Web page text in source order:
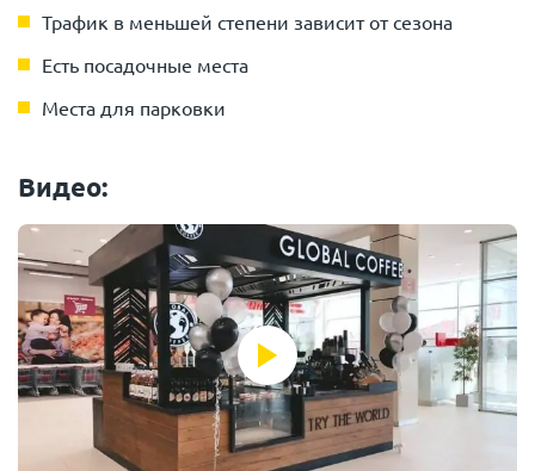
Трафик в меньшей степени зависит от сезона
Есть посадочные места
Места для парковки
Видео: